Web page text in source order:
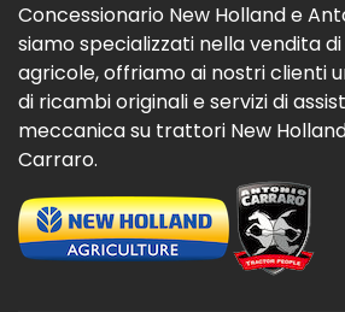
Concessionario New Holland e
siamo specializzati nella vendita
agricole, offriamo ai nostri clienti
di ricambi originali e servizi di
meccanica su trattori New
Carraro.